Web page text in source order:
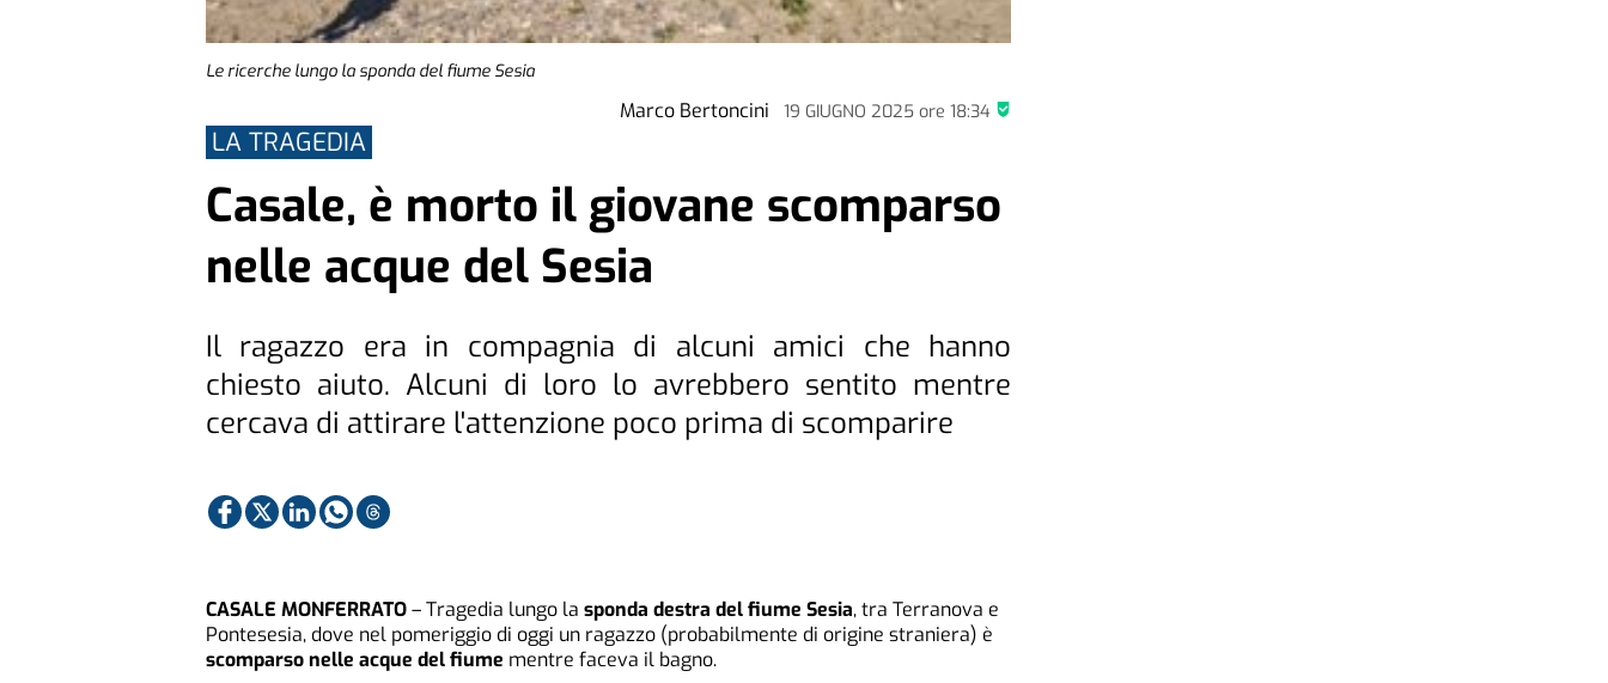
Le ricerche lungo la sponda del fiume Sesia
Marco Bertoncini 19 GIUGNO 2025ore 18:34
LA TRAGEDIA
Casale, è morto il giovane scomparso
nelle acque del Sesia
Il ragazzo era in compagnia di alcuni amici che hanno
chiesto aiuto. Alcuni di loro lo avrebbero sentito mentre
cercava di attirare l'attenzione poco prima di scomparire
CASALE MONFERRATO– Tragedia lungo la sponda destra del fiume Sesia, tra Terranova e
Pontesesia, dove nel pomeriggio di oggi un ragazzo (probabilmente di origine straniera) è
scomparso nelle acque del fiume mentre faceva il bagno.